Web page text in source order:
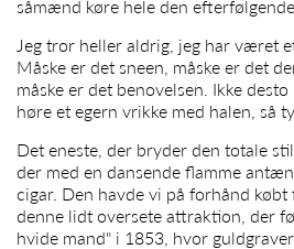
såmænd køre hele den
Jeg tror heller aldrig, jeg har været
Måske er det sneen, måske er det
måske er det benovelsen. Ikke
høre et egern vrikke med halen, så
Det eneste, der bryder den totale
der med en dansende flamme
cigar. Den havde vi på forhånd
denne lidt oversete attraktion, der
hvide mand" i 1853, hvor